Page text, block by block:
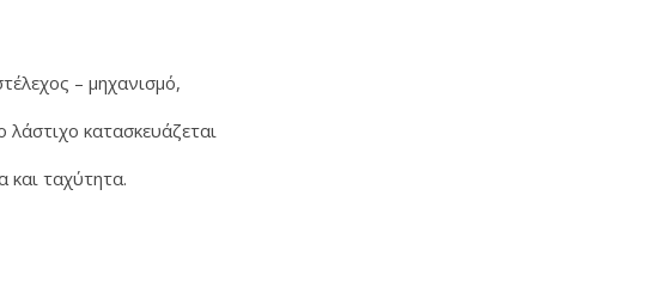
– μηχανισμό,
κατασκευάζεται
και ταχύτητα.